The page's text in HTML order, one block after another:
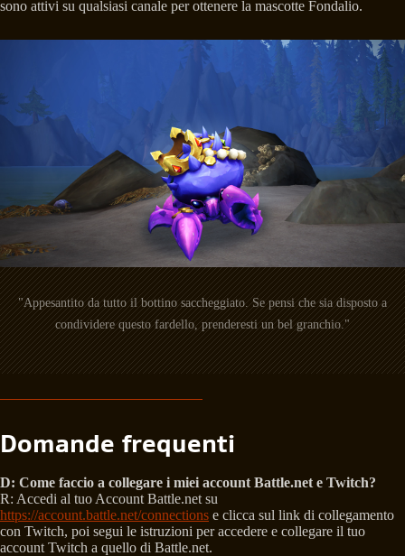
sono attivi su qualsiasi canale per ottenere la mascotte Fondalio.
"Appesantito da tutto il bottino saccheggiato. Se pensi che sia disposto a
condividere questo fardello, prenderesti un bel granchio."
Domande frequenti
D: Come faccio a collegare i miei account Battle.net e Twitch?
R: Accedi al tuo Account Battle.net su
https://account.battle.net/connections e clicca sul link di collegamento
con Twitch, poi segui le istruzioni per accedere e collegare il tuo
account Twitch a quello di Battle.net.